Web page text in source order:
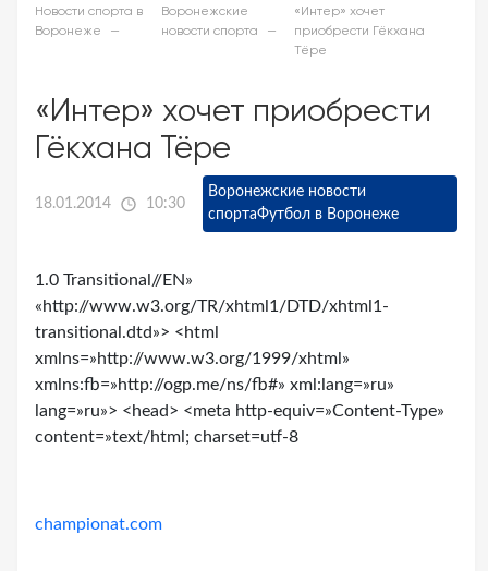
Новости спорта в
Воронеже
Воронежские
новости спорта
«Интер» хочет
приобрести Гёкхана
Тёре
«Интер» хочет приобрести
Гёкхана Тёре
18.01.2014 10:30
Воронежские новости
спортаФутбол в Воронеже
1.0 Transitional//EN»
«http://www.w3.org/TR/xhtml1/DTD/xhtml1-
transitional.dtd»> <html
xmlns=»http://www.w3.org/1999/xhtml»
xmlns:fb=»http://ogp.me/ns/fb#» xml:lang=»ru»
lang=»ru»> <head> <meta http-equiv=»Content-Type»
content=»text/html; charset=utf-8
championat.com